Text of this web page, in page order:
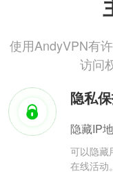
使用AndyVPN有
访问
隐私
隐藏IP
可以隐藏
在线活动。